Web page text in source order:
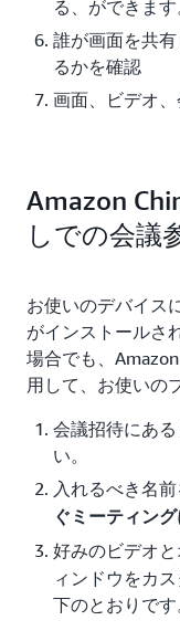
る、ができます
誰が画面を共
るかを確認
画面、ビデオ、
Amazon
しでの会議
お使いのデバイス
がインストールさ
場合でも、
用して、お使いの
会議招待にあ
い。
入れるべき名
ぐミーティン
好みのビデオ
ィンドウをカ
下のとおりです